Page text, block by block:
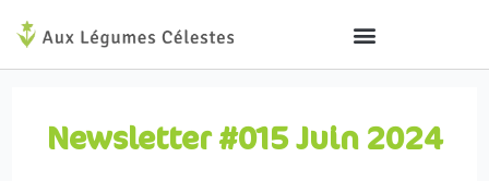
Aller
Newsletter #015 Juin 2024